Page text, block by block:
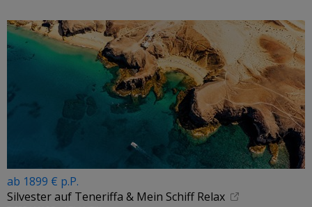
ab 1899 € p.P.
Silvester auf Teneriffa & Mein Schiff Relax